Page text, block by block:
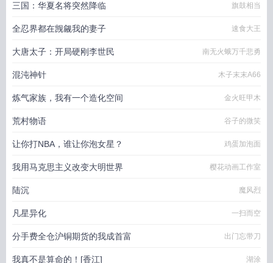
三国：华夏名将突然降临 旗鼓相当
全忍界都在觊觎我的妻子 速食大王
大唐太子：开局硬刚李世民 南无火蛾万千悲勇
混沌神针 木子末末A66
炼气家族，我有一个造化空间 金火旺甲木
荒村物语 谷子的微笑
让你打NBA，谁让你泡女星？ 鸡蛋加泡面
我用马克思主义改变大明世界 樱花动画工作室
陆沉 魔风烈
凡星异化 一扫而空
分手费全仓沪铜期货的我成首富 出门忘带刀
我真不是算命的！[香江] 湖涂